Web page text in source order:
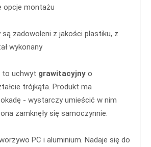
opcje montażu
są zadowoleni z jakości plastiku, z
wykonany
to uchwyt grawitacyjny o
trójkąta. Produkt ma
- wystarczy umieścić w nim
zamknęły się samoczynnie.
PC i aluminium. Nadaje się do